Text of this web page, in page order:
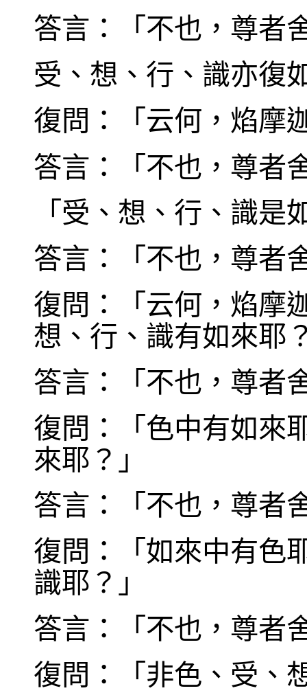
答言：「不也，尊者
受、想、行、識亦復
復問：「云何，焰摩
答言：「不也，尊者
「受、想、行、識是
答言：「不也，尊者
復問：「云何，焰摩
想、行、識有如來耶
答言：「不也，尊者
復問：「色中有如來
來耶？」
答言：「不也，尊者
復問：「如來中有色
識耶？」
答言：「不也，尊者
復問：「非色、受、